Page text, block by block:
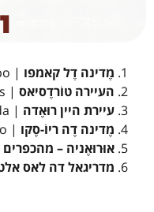
מֶדינה דֶל קאמפו | Medina del Campo
העיירה טוֺרדֶסיאס | Tordesillas
עיירת היין רוּאֶדה | Rueda
מֶדינה דֶה ריוֺ-סֶקו | Medina de Ríoseco
אוּרוּאֶניה –
מדריגאל דה לאס